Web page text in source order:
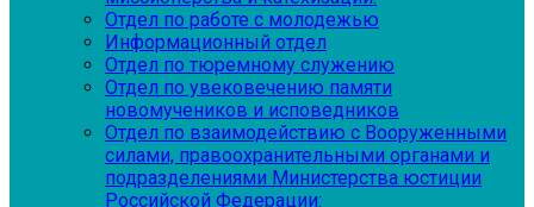
Отдел по работе с молодежью
Информационный отдел
Отдел по тюремному служению
Отдел по увековечению памяти
новомучеников и исповедников
Отдел по взаимодействию с Вооруженными
силами, правоохранительными органами и
подразделениями Министерства юстиции
Российской Федерации: